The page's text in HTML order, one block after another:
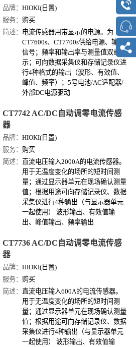
品牌：HIOKI(日置)
服务： 购买
简述： 电流传感器用带显示的电源。为
CT7600s、CT7700s供给电源、输出
信号；频率和输出率与测量值双重显
示；可向数据采集仪和存储记录仪进
行4种格式的输出（波形、有效值、
峰值、频率）；5号电池/AC适配器/
外部DC电源驱动
CT7742 AC/DC自动调零电流传感
器
品牌：HIOKI(日置)
服务： 购买
简述：
直流电压输入2000A的电流传感器。
用于无温度变化的场所的短时间测
量；通过显示器单元在现场确认测量
值；根据用途可向存储记录仪、数据
采集仪进行4种输出（与显示器单元
一起使用） 波形输出、有效值输
出、峰值输出、频率输出
CT7736 AC/DC自动调零电流传感
器
品牌：HIOKI(日置)
服务： 购买
简述：
直流电压输入600A的电流传感器。
用于无温度变化的场所的短时间测
量；通过显示器单元在现场确认测量
值；根据用途可向存储记录仪、数据
采集仪进行4种输出（与显示器单元
一起使用） 波形输出、有效值输